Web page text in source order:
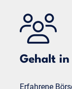
Gehalt in
Erfahrene